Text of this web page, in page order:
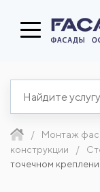
Монтаж
конструкции
точечном